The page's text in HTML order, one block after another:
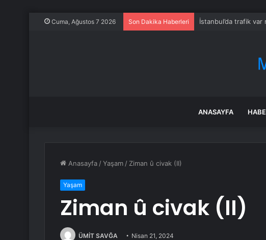
Cuma, Ağustos 7 2026 Son Dakika Haberleri İstanbul’da trafik var
ANASAYFA
Anasayfa /Yaşam / Ziman û civak (II)
Yaşam
Ziman û civak (II)
ÜMİT SAVĞA Nisan 21, 2024